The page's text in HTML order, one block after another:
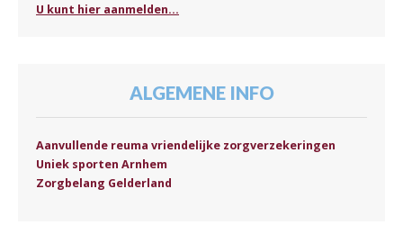
U kunt hier aanmelden...
ALGEMENE INFO
Aanvullende reuma vriendelijke zorgverzekeringen
Uniek sporten Arnhem
Zorgbelang Gelderland